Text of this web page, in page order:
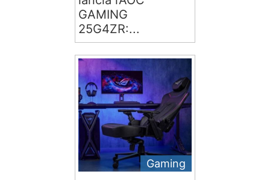
GAMING
25G4ZR:...
Gaming